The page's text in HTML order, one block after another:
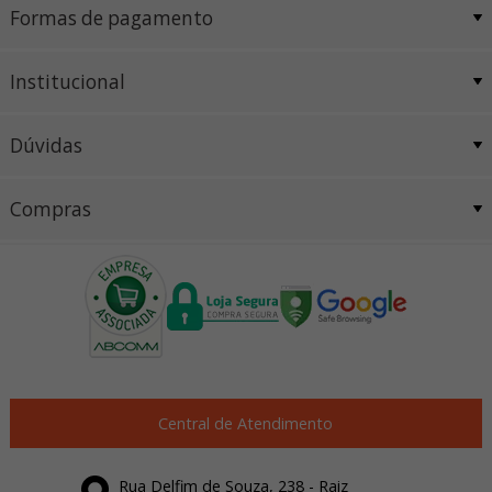
Formas de pagamento
Institucional
Dúvidas
Compras
Central de Atendimento
Rua Delfim de Souza, 238 - Raiz